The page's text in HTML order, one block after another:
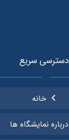
دسترسی سریع
خانه
درباره نمایشگاه ها